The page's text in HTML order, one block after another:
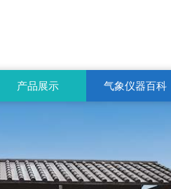
产品展示 气象仪器百科